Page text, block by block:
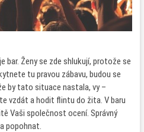
bar. Ženy se zde shlukují, protože se
tu pravou zábavu, budou se
by tato situace nastala, vy –
vzdát a hodit flintu do žita. V baru
Vaši společnost ocení. Správný
popohnat.